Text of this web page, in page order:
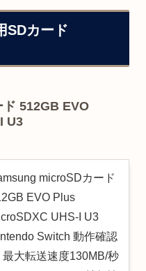
SDカード
512GB EVO
U3
microSDカード
EVO Plus
UHS-I U3
Switch 動作確認
最大転送速度130MB/秒